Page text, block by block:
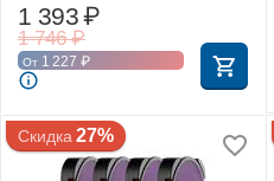
1 746 ₽
1 393₽
От 1 227 ₽
Скидка 27%